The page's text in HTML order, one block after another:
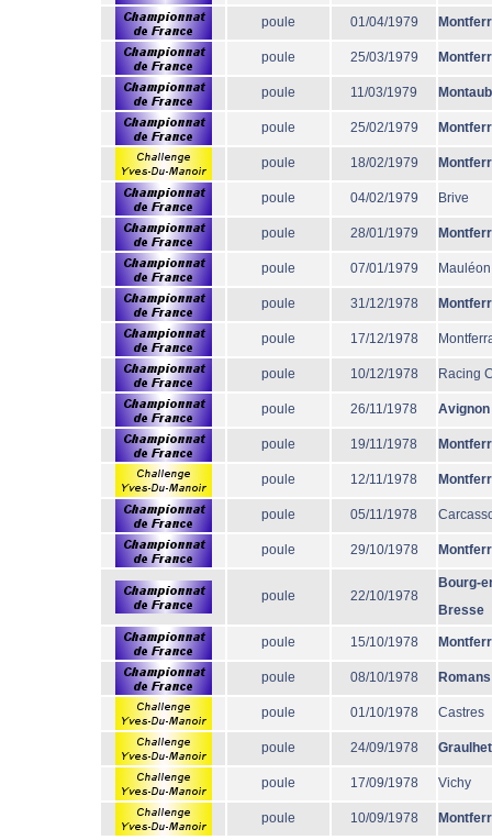
poule 01/04/1979
poule 25/03/1979
poule 11/03/1979
poule 25/02/1979
poule 18/02/1979
poule 04/02/1979 Brive
poule 28/01/1979
poule 07/01/1979 Mauléon
poule 31/12/1978
poule 17/12/1978
poule 10/12/1978 Racing
poule 26/11/1978 Avignon
poule 19/11/1978
poule 12/11/1978
poule 05/11/1978
poule 29/10/1978
poule 22/10/1978
Bourg-
Bresse
poule 15/10/1978
poule 08/10/1978 Romans
poule 01/10/1978 Castres
poule 24/09/1978 Graulhet
poule 17/09/1978 Vichy
poule 10/09/1978